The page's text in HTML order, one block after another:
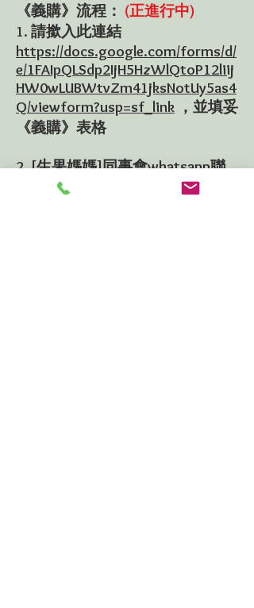
《義購》流程： (正進行中)
1. 請撳入此連結
https://docs.google.com/forms/d/
e/1FAIpQLSdp2IjH5HzWlQtoP12liij
HW0wLUBWtvZm41jksNotUy5as4
Q/viewform?usp=sf_link ，並填妥
《義購》表格
2. [生果媽媽]同事會whatsapp聯
絡您確認《義購》防疫套裝數量